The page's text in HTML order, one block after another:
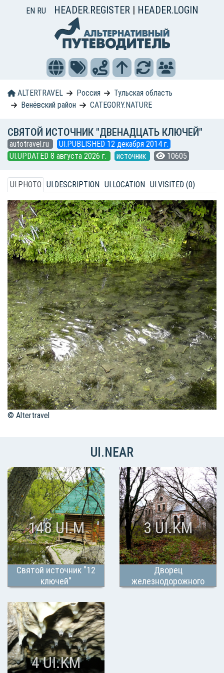
EN RU HEADER.REGISTER | HEADER.LOGIN
ALTERTRAVEL Россия
Тульская область
Венёвский район
CATEGORY.NATURE
СВЯТОЙ ИСТОЧНИК "ДВЕНАДЦАТЬ КЛЮЧЕЙ"
autotravel.ru
UI.PUBLISHED 12 декабря 2014 г.
UI.UPDATED 8 августа 2026 г.
источник 10605
UI.PHOTO UI.DESCRIPTION UI.LOCATION UI.VISITED (0)
© Altertravel
UI.NEAR
Святой источник "12
ключей"
148 UI.M
Дворец
железнодорожного
3 UI.KM
4 UI.KM